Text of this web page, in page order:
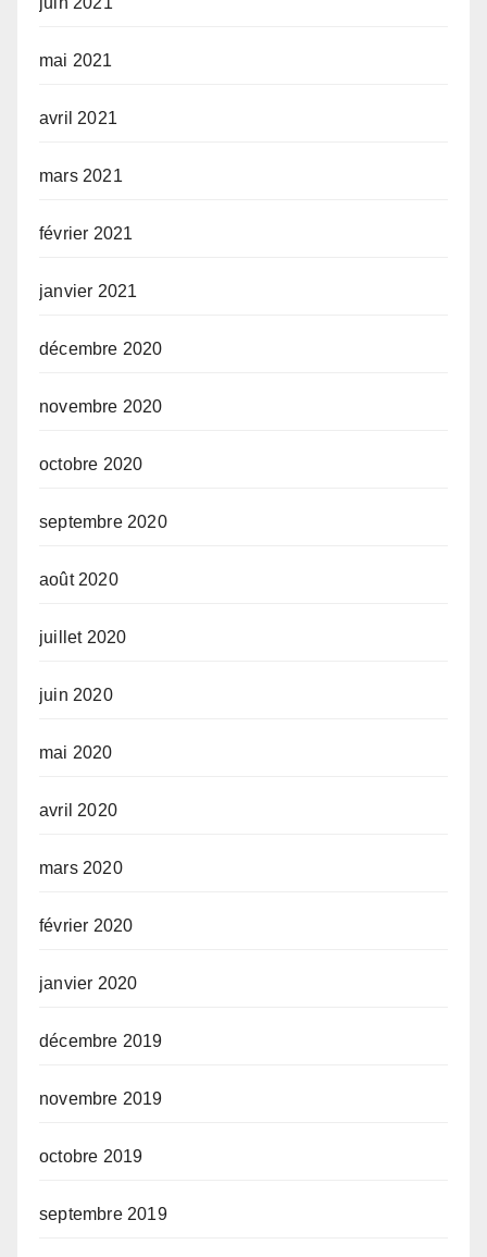
mai 2021
avril 2021
mars 2021
février 2021
janvier 2021
décembre 2020
novembre 2020
octobre 2020
septembre 2020
août 2020
juillet 2020
juin 2020
mai 2020
avril 2020
mars 2020
février 2020
janvier 2020
décembre 2019
novembre 2019
octobre 2019
septembre 2019